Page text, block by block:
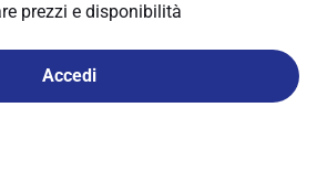
prezzi e disponibilità
Accedi